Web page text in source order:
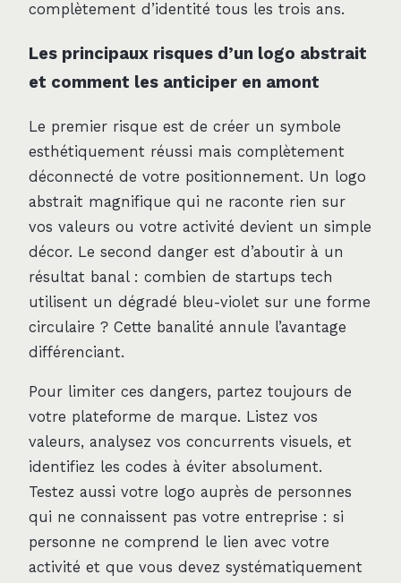
complètement d’identité tous les trois ans.
Les principaux risques d’un logo abstrait
et comment les anticiper en amont
Le premier risque est de créer un symbole
esthétiquement réussi mais complètement
déconnecté de votre positionnement. Un logo
abstrait magnifique qui ne raconte rien sur
vos valeurs ou votre activité devient un simple
décor. Le second danger est d’aboutir à un
résultat banal : combien de startups tech
utilisent un dégradé bleu-violet sur une forme
circulaire ? Cette banalité annule l’avantage
différenciant.
Pour limiter ces dangers, partez toujours de
votre plateforme de marque. Listez vos
valeurs, analysez vos concurrents visuels, et
identifiez les codes à éviter absolument.
Testez aussi votre logo auprès de personnes
qui ne connaissent pas votre entreprise : si
personne ne comprend le lien avec votre
activité et que vous devez systématiquement